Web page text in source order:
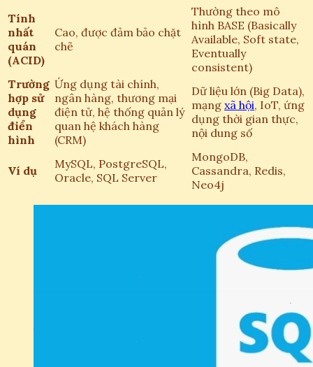
Tính
nhất
quán
(ACID)
Cao, được đảm bảo chặt
chẽ
Thường theo mô
hình BASE (Basically
Available, Soft state,
Eventually
consistent)
Trường
hợp sử
dụng
điển
hình
Ứng dụng tài chính,
ngân hàng, thương mại
điện tử, hệ thống quản lý
quan hệ khách hàng
(CRM)
Dữ liệu lớn (Big Data),
mạng xã hội, IoT, ứng
dụng thời gian thực,
nội dung số
Ví dụ
MySQL, PostgreSQL,
Oracle, SQL Server
MongoDB,
Cassandra, Redis,
Neo4j